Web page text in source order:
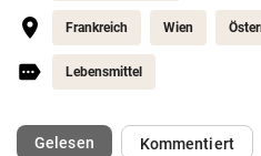
Frankreich Wien
Lebensmittel
Gelesen(ausgewählt)Kommentiert